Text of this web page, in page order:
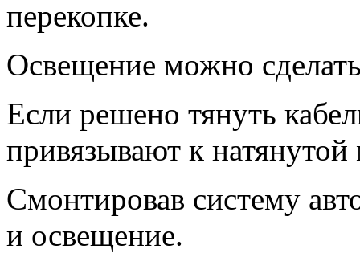
перекопке.
Освещение можно
Если решено тянуть
привязывают к
Смонтировав систему
и освещение.